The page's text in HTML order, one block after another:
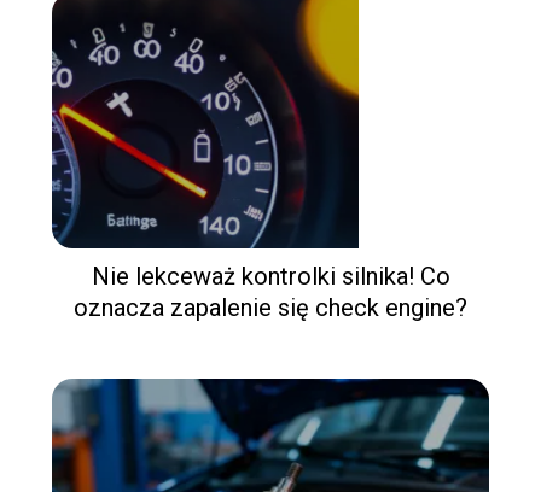
Nie lekceważ kontrolki silnika! Co
oznacza zapalenie się check engine?